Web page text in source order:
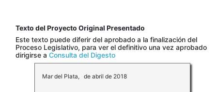
Texto del Proyecto Original Presentado
Este texto puede diferir del aprobado a la finalización del
Proceso Legislativo, para ver el definitivo una vez aprobado
dirigirse a Consulta del Digesto
Mar del Plata, de abril de 2018